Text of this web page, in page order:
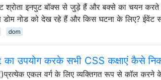
श्रोता इनपुट बॉक्स से जुड़े हैं और बक्से का चयन करते
डोम नोड को देख रहे हैं और किस घटना के लिए? ईवेंट
dom
उपयोग करके सभी CSS कक्षाएं कैसे
एकल वर्ग के लिए व्यक्तिगत रूप से कॉल करने के